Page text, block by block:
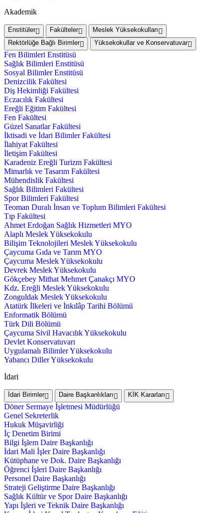
Akademik
Enstitüler Fakülteler
Meslek Yüksekokulları
Rektörlüğe Bağlı Birimler
Yüksekokullar ve Konservatuvar
Fen Bilimleri Enstitüsü
Sağlık Bilimleri Enstitüsü
Sosyal Bilimler Enstitüsü
Denizcilik Fakültesi
Diş Hekimliği Fakültesi
Eczacılık Fakültesi
Ereğli Eğitim Fakültesi
Fen Fakültesi
Güzel Sanatlar Fakültesi
İktisadi ve İdari Bilimler Fakültesi
İlahiyat Fakültesi
İletişim Fakültesi
Karadeniz Ereğli Turizm Fakültesi
Mimarlık ve Tasarım Fakültesi
Mühendislik Fakültesi
Sağlık Bilimleri Fakültesi
Spor Bilimleri Fakültesi
Teoman Duralı İnsan ve Toplum Bilimleri Fakültesi
Tıp Fakültesi
Ahmet Erdoğan Sağlık Hizmetleri MYO
Alaplı Meslek Yüksekokulu
Bilişim Teknolojileri Meslek Yüksekokulu
Çaycuma Gıda ve Tarım MYO
Çaycuma Meslek Yüksekokulu
Devrek Meslek Yüksekokulu
Gökçebey Mithat Mehmet Çanakçı MYO
Kdz. Ereğli Meslek Yüksekokulu
Zonguldak Meslek Yüksekokulu
Atatürk İlkeleri ve İnkılâp Tarihi Bölümü
Enformatik Bölümü
Türk Dili Bölümü
Çaycuma Sivil Havacılık Yüksekokulu
Devlet Konservatuvarı
Uygulamalı Bilimler Yüksekokulu
Yabancı Diller Yüksekokulu
İdari
İdari Birimler Daire Başkanlıkları KİK Kararları
Döner Sermaye İşletmesi Müdürlüğü
Genel Sekreterlik
Hukuk Müşavirliği
İç Denetim Birimi
Bilgi İşlem Daire Başkanlığı
İdari Mali İşler Daire Başkanlığı
Kütüphane ve Dok. Daire Başkanlığı
Öğrenci İşleri Daire Başkanlığı
Personel Daire Başkanlığı
Strateji Geliştirme Daire Başkanlığı
Sağlık Kültür ve Spor Daire Başkanlığı
Yapı İşleri ve Teknik Daire Başkanlığı